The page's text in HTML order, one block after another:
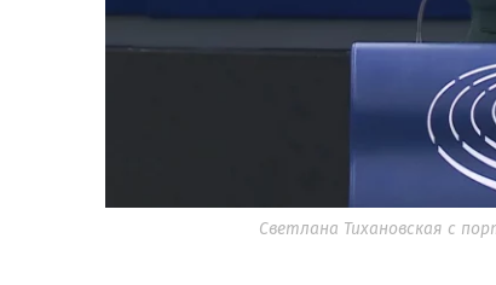
Светлана Тихановская с